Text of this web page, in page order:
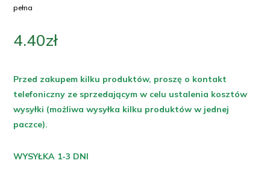
pełna
4.40zł
Przed zakupem kilku produktów, proszę o kontakt
telefoniczny ze sprzedającym w celu ustalenia kosztów
wysyłki (możliwa wysyłka kilku produktów w jednej
paczce).
WYSYŁKA 1-3 DNI